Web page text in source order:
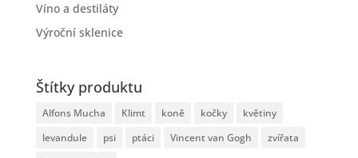
Víno a destiláty
Výroční sklenice
Štítky produktu
Alfons Mucha Klimt koně kočky
květiny
levandule
psi ptáci Vincent van Gogh
zvířata